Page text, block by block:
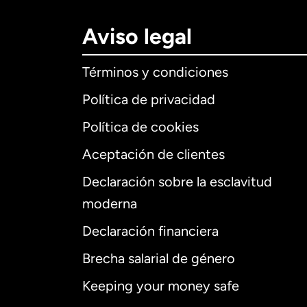
Aviso legal
Términos y condiciones
Política de privacidad
Política de cookies
Aceptación de clientes
Declaración sobre la esclavitud
moderna
Declaración financiera
Brecha salarial de género
Keeping your money safe
Internacional
Alemania